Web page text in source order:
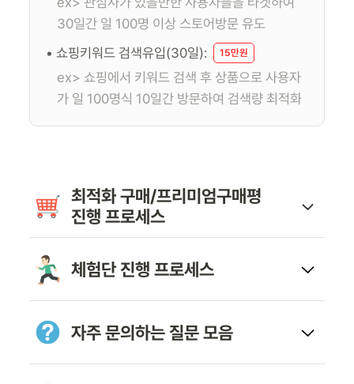
30일간 일 100명 이상 스토어방문 유도
• 쇼핑키워드 검색유입(30일):
15만원
ex> 쇼핑에서 키워드 검색 후 상품으로 사용자
가 일 100명식 10일간 방문하여 검색량 최적화
최적화 구매/프리미엄구매평
진행 프로세스
체험단 진행 프로세스
자주 문의하는 질문 모음